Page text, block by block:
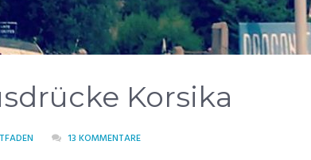
Korsika
13 KOMMENTARE